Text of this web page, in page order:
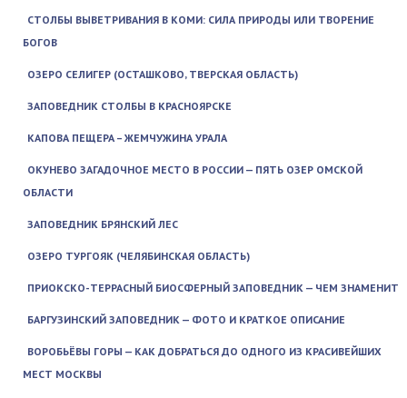
СТОЛБЫ ВЫВЕТРИВАНИЯ В КОМИ: СИЛА ПРИРОДЫ ИЛИ ТВОРЕНИЕ
БОГОВ
ОЗЕРО СЕЛИГЕР (ОСТАШКОВО, ТВЕРСКАЯ ОБЛАСТЬ)
ЗАПОВЕДНИК СТОЛБЫ В КРАСНОЯРСКЕ
КАПОВА ПЕЩЕРА – ЖЕМЧУЖИНА УРАЛА
ОКУНЕВО ЗАГАДОЧНОЕ МЕСТО В РОССИИ — ПЯТЬ ОЗЕР ОМСКОЙ
ОБЛАСТИ
ЗАПОВЕДНИК БРЯНСКИЙ ЛЕС
ОЗЕРО ТУРГОЯК (ЧЕЛЯБИНСКАЯ ОБЛАСТЬ)
ПРИОКСКО-ТЕРРАСНЫЙ БИОСФЕРНЫЙ ЗАПОВЕДНИК — ЧЕМ ЗНАМЕНИТ
БАРГУЗИНСКИЙ ЗАПОВЕДНИК — ФОТО И КРАТКОЕ ОПИСАНИЕ
ВОРОБЬЁВЫ ГОРЫ — КАК ДОБРАТЬСЯ ДО ОДНОГО ИЗ КРАСИВЕЙШИХ
МЕСТ МОСКВЫ